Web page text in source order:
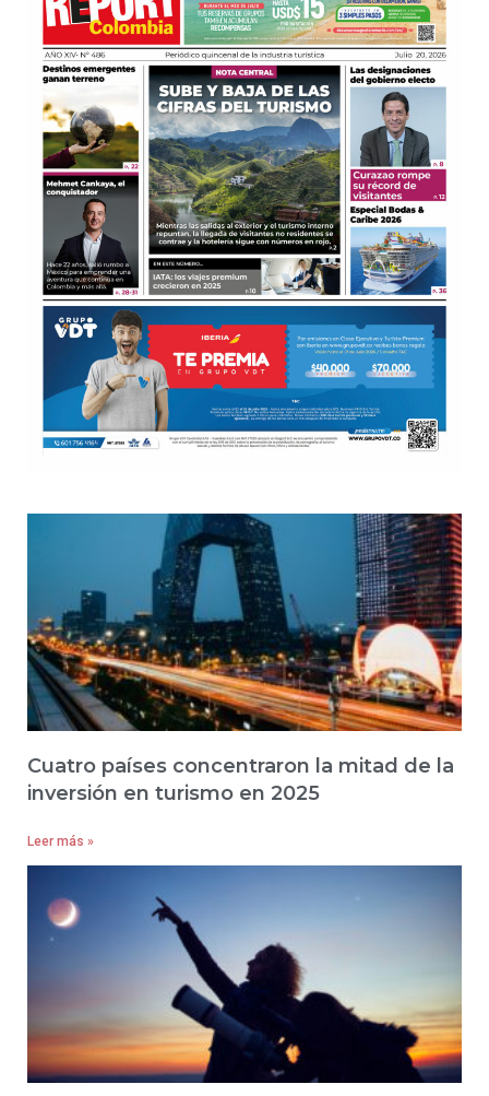
Cuatro países concentraron la mitad de la
inversión en turismo en 2025
Leer más »